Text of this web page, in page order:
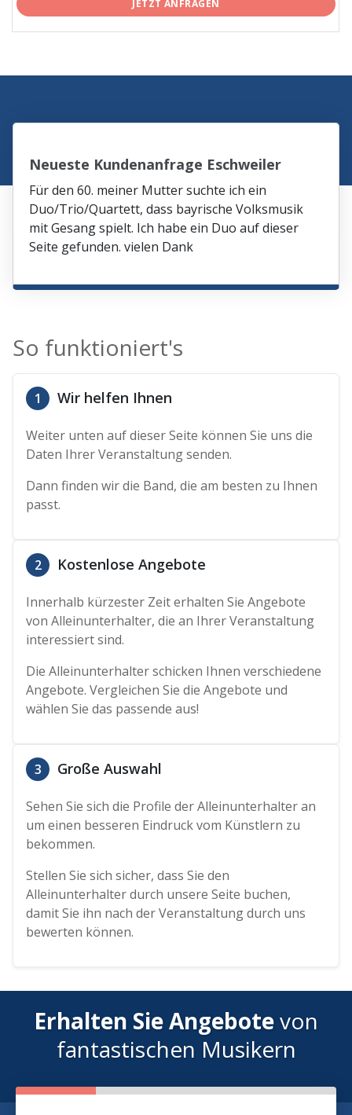
JETZT ANFRAGEN
Neueste Kundenanfrage Eschweiler
Für den 60. meiner Mutter suchte ich ein
Duo/Trio/Quartett, dass bayrische Volksmusik
mit Gesang spielt. Ich habe ein Duo auf dieser
Seite gefunden. vielen Dank
So funktioniert's
1 Wir helfen Ihnen
Weiter unten auf dieser Seite können Sie uns die
Daten Ihrer Veranstaltung senden.
Dann finden wir die Band, die am besten zu Ihnen
passt.
2 Kostenlose Angebote
Innerhalb kürzester Zeit erhalten Sie Angebote
von Alleinunterhalter, die an Ihrer Veranstaltung
interessiert sind.
Die Alleinunterhalter schicken Ihnen verschiedene
Angebote. Vergleichen Sie die Angebote und
wählen Sie das passende aus!
3 Große Auswahl
Sehen Sie sich die Profile der Alleinunterhalter an
um einen besseren Eindruck vom Künstlern zu
bekommen.
Stellen Sie sich sicher, dass Sie den
Alleinunterhalter durch unsere Seite buchen,
damit Sie ihn nach der Veranstaltung durch uns
bewerten können.
Erhalten Sie Angebotevon
fantastischen Musikern